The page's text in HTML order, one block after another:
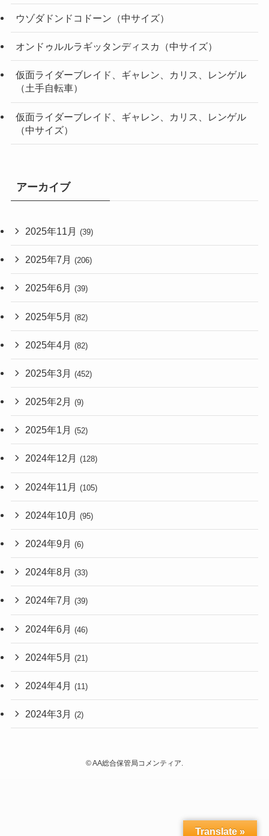
ウゾダドンドコドーン（中サイズ）
オンドゥルルラギッタンディスカ（中サイズ）
仮面ライダーブレイド、ギャレン、カリス、レンゲル
（土手自転車）
仮面ライダーブレイド、ギャレン、カリス、レンゲル
（中サイズ）
アーカイブ
2025年11月 (39)
2025年7月 (206)
2025年6月 (39)
2025年5月 (82)
2025年4月 (82)
2025年3月 (452)
2025年2月 (9)
2025年1月 (52)
2024年12月 (128)
2024年11月 (105)
2024年10月 (95)
2024年9月 (6)
2024年8月 (33)
2024年7月 (39)
2024年6月 (46)
2024年5月 (21)
2024年4月 (11)
2024年3月 (2)
©AA総合保管局コメンティア.
Translate »